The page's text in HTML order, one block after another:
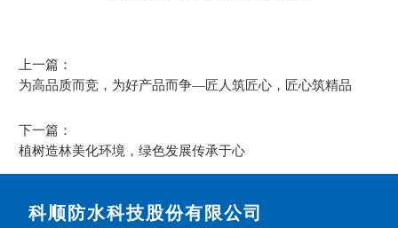
上一篇：
为高品质而竞，为好产品而争—匠人筑匠心，匠心筑精品
下一篇：
植树造林美化环境，绿色发展传承于心
科顺防水科技股份有限公司